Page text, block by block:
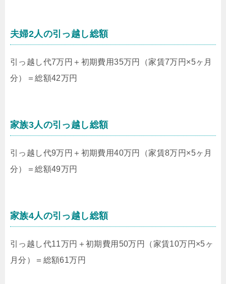
夫婦2人の引っ越し総額
引っ越し代7万円＋初期費用35万円（家賃7万円×5ヶ月
分）＝総額42万円
家族3人の引っ越し総額
引っ越し代9万円＋初期費用40万円（家賃8万円×5ヶ月
分）＝総額49万円
家族4人の引っ越し総額
引っ越し代11万円＋初期費用50万円（家賃10万円×5ヶ
月分）＝総額61万円